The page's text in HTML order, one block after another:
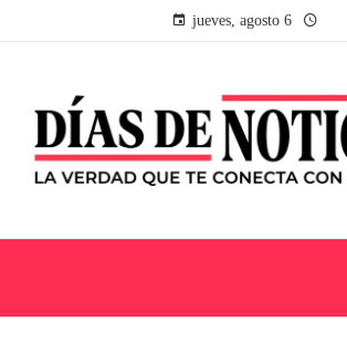
jueves, agosto 6